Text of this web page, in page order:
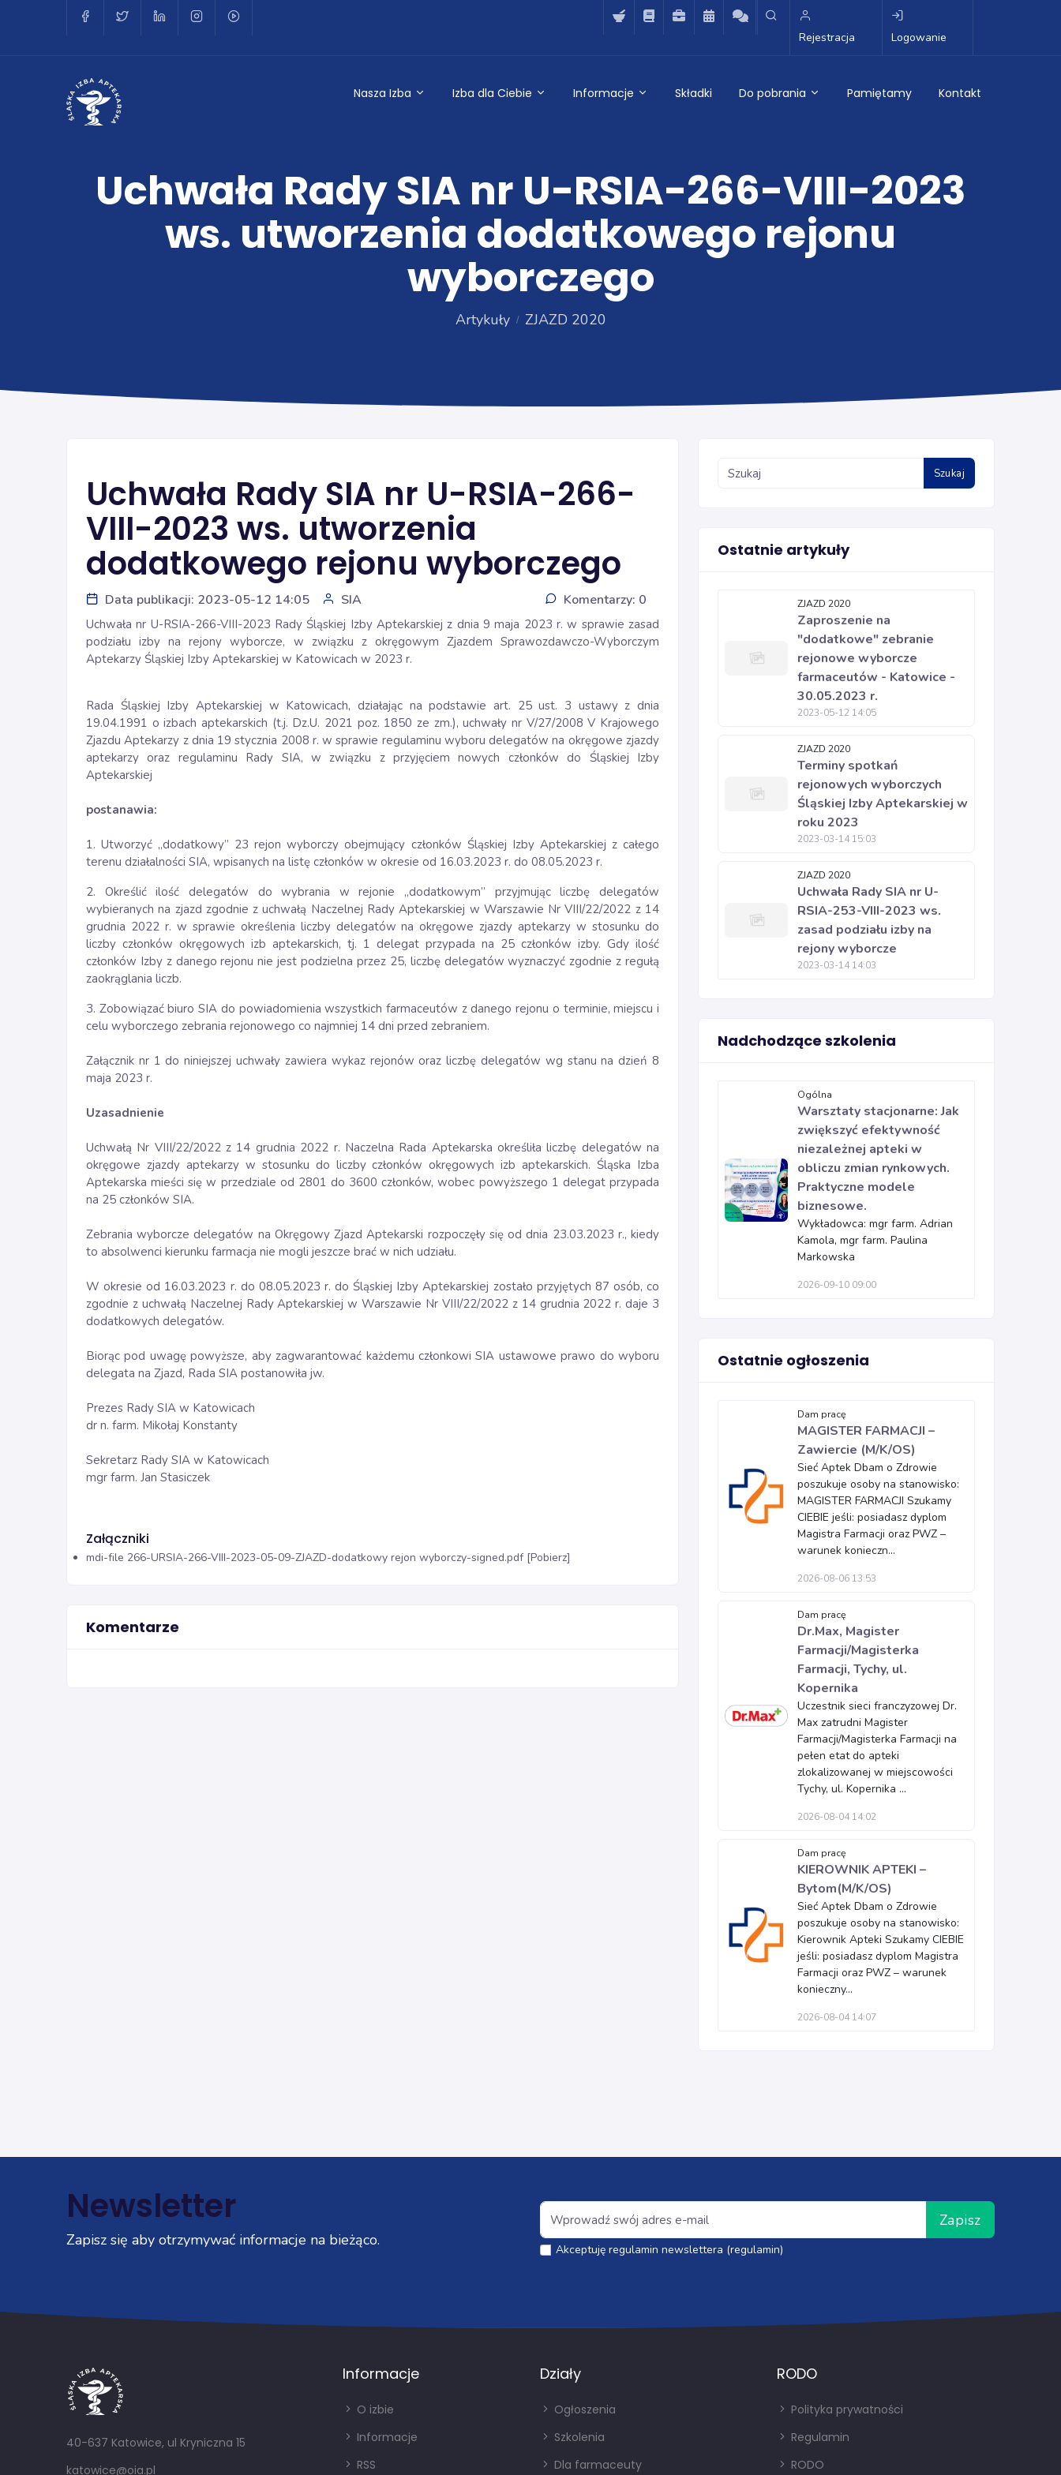
Rejestracja Logowanie
Nasza Izba Izba dla Ciebie Informacje Składki Do pobrania Pamiętamy Kontakt
Uchwała Rady SIA nr U-RSIA-266-VIII-2023
ws. utworzenia dodatkowego rejonu
wyborczego
Artykuły ZJAZD 2020
Uchwała Rady SIA nr U-RSIA-266-
VIII-2023 ws. utworzenia
dodatkowego rejonu wyborczego
Data publikacji: 2023-05-12 14:05 SIA Komentarzy: 0
Uchwała nr U-RSIA-266-VIII-2023 Rady Śląskiej Izby Aptekarskiej z dnia 9 maja 2023 r. w sprawie zasad
podziału izby na rejony wyborcze, w związku z okręgowym Zjazdem Sprawozdawczo-Wyborczym
Aptekarzy Śląskiej Izby Aptekarskiej w Katowicach w 2023 r.
Rada Śląskiej Izby Aptekarskiej w Katowicach, działając na podstawie art. 25 ust. 3 ustawy z dnia
19.04.1991 o izbach aptekarskich (t.j. Dz.U. 2021 poz. 1850 ze zm.), uchwały nr V/27/2008 V Krajowego
Zjazdu Aptekarzy z dnia 19 stycznia 2008 r. w sprawie regulaminu wyboru delegatów na okręgowe zjazdy
aptekarzy oraz regulaminu Rady SIA, w związku z przyjęciem nowych członków do Śląskiej Izby
Aptekarskiej
postanawia:
1. Utworzyć „dodatkowy” 23 rejon wyborczy obejmujący członków Śląskiej Izby Aptekarskiej z całego
terenu działalności SIA, wpisanych na listę członków w okresie od 16.03.2023 r. do 08.05.2023 r.
2. Określić ilość delegatów do wybrania w rejonie „dodatkowym” przyjmując liczbę delegatów
wybieranych na zjazd zgodnie z uchwałą Naczelnej Rady Aptekarskiej w Warszawie Nr VIII/22/2022 z 14
grudnia 2022 r. w sprawie określenia liczby delegatów na okręgowe zjazdy aptekarzy w stosunku do
liczby członków okręgowych izb aptekarskich, tj. 1 delegat przypada na 25 członków izby. Gdy ilość
członków Izby z danego rejonu nie jest podzielna przez 25, liczbę delegatów wyznaczyć zgodnie z regułą
zaokrąglania liczb.
3. Zobowiązać biuro SIA do powiadomienia wszystkich farmaceutów z danego rejonu o terminie, miejscu i
celu wyborczego zebrania rejonowego co najmniej 14 dni przed zebraniem.
Załącznik nr 1 do niniejszej uchwały zawiera wykaz rejonów oraz liczbę delegatów wg stanu na dzień 8
maja 2023 r.
Uzasadnienie
Uchwałą Nr VIII/22/2022 z 14 grudnia 2022 r. Naczelna Rada Aptekarska określiła liczbę delegatów na
okręgowe zjazdy aptekarzy w stosunku do liczby członków okręgowych izb aptekarskich. Śląska Izba
Aptekarska mieści się w przedziale od 2801 do 3600 członków, wobec powyższego 1 delegat przypada
na 25 członków SIA.
Zebrania wyborcze delegatów na Okręgowy Zjazd Aptekarski rozpoczęły się od dnia 23.03.2023 r., kiedy
to absolwenci kierunku farmacja nie mogli jeszcze brać w nich udziału.
W okresie od 16.03.2023 r. do 08.05.2023 r. do Śląskiej Izby Aptekarskiej zostało przyjętych 87 osób, co
zgodnie z uchwałą Naczelnej Rady Aptekarskiej w Warszawie Nr VIII/22/2022 z 14 grudnia 2022 r. daje 3
dodatkowych delegatów.
Biorąc pod uwagę powyższe, aby zagwarantować każdemu członkowi SIA ustawowe prawo do wyboru
delegata na Zjazd, Rada SIA postanowiła jw.
Prezes Rady SIA w Katowicach
dr n. farm. Mikołaj Konstanty
Sekretarz Rady SIA w Katowicach
mgr farm. Jan Stasiczek
Załączniki
mdi-file 266-URSIA-266-VIII-2023-05-09-ZJAZD-dodatkowy rejon wyborczy-signed.pdf [Pobierz]
Komentarze
Szukaj
Ostatnie artykuły
ZJAZD 2020
Zaproszenie na
"dodatkowe" zebranie
rejonowe wyborcze
farmaceutów - Katowice -
30.05.2023 r.
2023-05-12 14:05
ZJAZD 2020
Terminy spotkań
rejonowych wyborczych
Śląskiej Izby Aptekarskiej w
roku 2023
2023-03-14 15:03
ZJAZD 2020
Uchwała Rady SIA nr U-
RSIA-253-VIII-2023 ws.
zasad podziału izby na
rejony wyborcze
2023-03-14 14:03
Nadchodzące szkolenia
Ogólna
Warsztaty stacjonarne: Jak
zwiększyć efektywność
niezależnej apteki w
obliczu zmian rynkowych.
Praktyczne modele
biznesowe.
Wykładowca: mgr farm. Adrian
Kamola, mgr farm. Paulina
Markowska
2026-09-10 09:00
Ostatnie ogłoszenia
Dam pracę
MAGISTER FARMACJI –
Zawiercie (M/K/OS)
Sieć Aptek Dbam o Zdrowie
poszukuje osoby na stanowisko:
MAGISTER FARMACJI Szukamy
CIEBIE jeśli: posiadasz dyplom
Magistra Farmacji oraz PWZ –
warunek konieczn...
2026-08-06 13:53
Dam pracę
Dr.Max, Magister
Farmacji/Magisterka
Farmacji, Tychy, ul.
Kopernika
Uczestnik sieci franczyzowej Dr.
Max zatrudni Magister
Farmacji/Magisterka Farmacji na
pełen etat do apteki
zlokalizowanej w miejscowości
Tychy, ul. Kopernika ...
2026-08-04 14:02
Dam pracę
KIEROWNIK APTEKI –
Bytom(M/K/OS)
Sieć Aptek Dbam o Zdrowie
poszukuje osoby na stanowisko:
Kierownik Apteki Szukamy CIEBIE
jeśli: posiadasz dyplom Magistra
Farmacji oraz PWZ – warunek
konieczny...
2026-08-04 14:07
Newsletter
Zapisz się aby otrzymywać informacje na bieżąco.
Zapisz
Akceptuję regulamin newslettera (regulamin)
40-637 Katowice, ul Kryniczna 15
katowice@oia.pl
Informacje
O izbie
Informacje
RSS
Działy
Ogłoszenia
Szkolenia
Dla farmaceuty
RODO
Polityka prywatności
Regulamin
RODO